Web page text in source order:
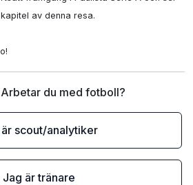
av denna resa.
du med fotboll?
scout/analytiker
Jag är tränare